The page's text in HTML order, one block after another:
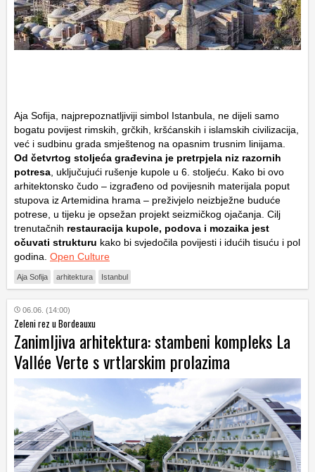
Aja Sofija, najprepoznatljiviji simbol Istanbula, ne dijeli samo
bogatu povijest rimskih, grčkih, kršćanskih i islamskih civilizacija,
već i sudbinu grada smještenog na opasnim trusnim linijama.
Od četvrtog stoljeća građevina je pretrpjela niz razornih
potresa, uključujući rušenje kupole u 6. stoljeću. Kako bi ovo
arhitektonsko čudo – izgrađeno od povijesnih materijala poput
stupova iz Artemidina hrama – preživjelo neizbježne buduće
potrese, u tijeku je opsežan projekt seizmičkog ojačanja. Cilj
trenutačnih restauracija kupole, podova i mozaika jest
očuvati strukturu kako bi svjedočila povijesti i idućih tisuću i pol
godina. Open Culture
Aja Sofija arhitektura Istanbul
06.06. (14:00)
Zeleni rez u Bordeauxu
Zanimljiva arhitektura: stambeni kompleks La
Vallée Verte s vrtlarskim prolazima